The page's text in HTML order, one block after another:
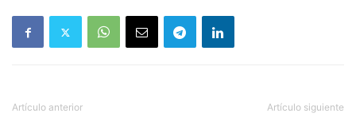
Artículo anterior Artículo siguiente